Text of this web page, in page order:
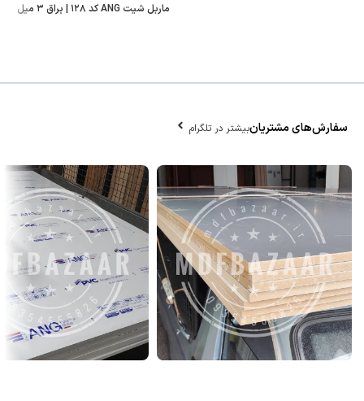
ماربل شیت ANG کد ۱۲۸ | براق ۳ میل
سفارش‌های مشتریانبیشتر در تلگرام